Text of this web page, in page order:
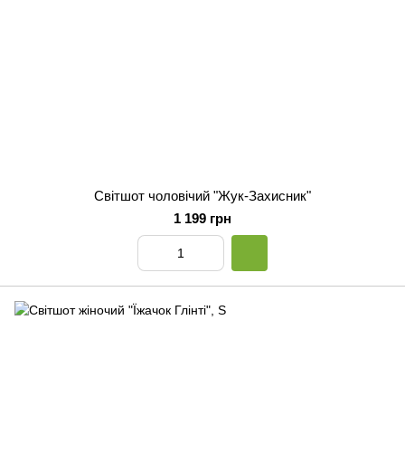
Світшот чоловічий "Жук-Захисник"
1 199 грн